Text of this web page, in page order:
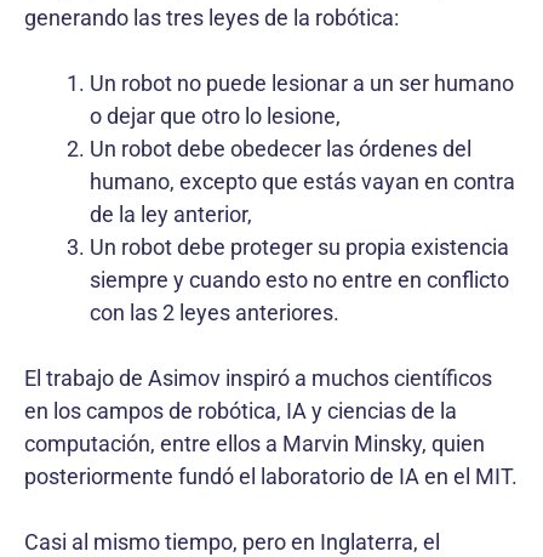
generando las tres leyes de la robótica:
Un robot no puede lesionar a un ser humano
o dejar que otro lo lesione,
Un robot debe obedecer las órdenes del
humano, excepto que estás vayan en contra
de la ley anterior,
Un robot debe proteger su propia existencia
siempre y cuando esto no entre en conflicto
con las 2 leyes anteriores.
El trabajo de Asimov inspiró a muchos científicos
en los campos de robótica, IA y ciencias de la
computación, entre ellos a Marvin Minsky, quien
posteriormente fundó el laboratorio de IA en el MIT.
Casi al mismo tiempo, pero en Inglaterra, el